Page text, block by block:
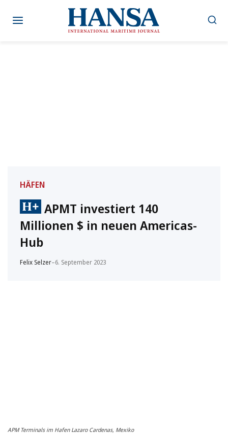
Inhalt
HÄFEN
APMT investiert 140
Millionen $ in neuen Americas-
Hub
Felix Selzer–6. September 2023
APM Terminals im Hafen Lazaro Cardenas, Mexiko